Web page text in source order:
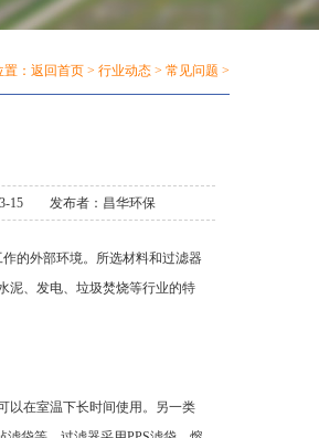
： 返回首页 > 行业动态 > 常见问题 >
发布者：昌华环保
15
的外部环境。所选材料和过滤器
泥、发电、垃圾焚烧等行业的特
以在室温下长时间使用。另一类